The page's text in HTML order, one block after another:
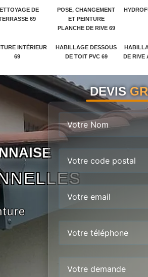
DE
69
POSE, CHANGEMENT
ET PEINTURE
PLANCHE DE RIVE 69
INTÉRIEUR
69
HABILLAGE DESSOUS
DE TOIT PVC 69
DE RIVE
NAISE
DEVIS